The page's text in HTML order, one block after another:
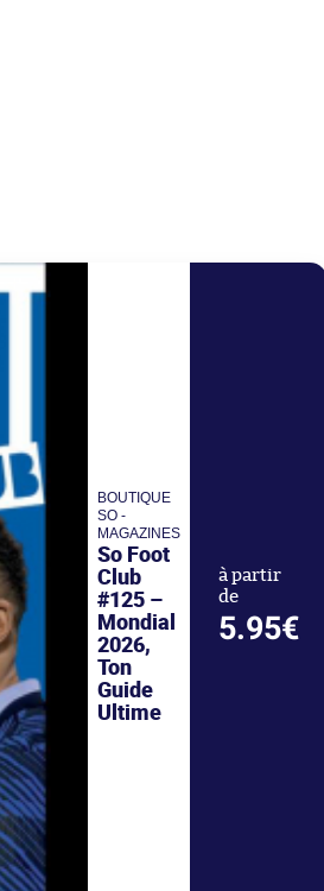
BOUTIQUE
SO -
MAGAZINES
So Foot
Club
#125 –
Mondial
2026,
Ton
Guide
Ultime
à partir
de
5.95€